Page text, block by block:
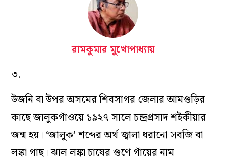
রামকুমার মুখোপাধ্যায়
৩.
উজনি বা উপর অসমের শিবসাগর জেলার আমগুড়ির
কাছে জালুকগাঁওয়ে ১৯২৭ সালে চন্দ্রপ্রসাদ শইকীয়ার
জন্ম হয়। ‘জালুক’ শব্দের অর্থ জ্বালা ধরানো সবজি বা
লঙ্কা গাছ। ঝাল লঙ্কা চাষের গুণে গাঁয়ের নাম